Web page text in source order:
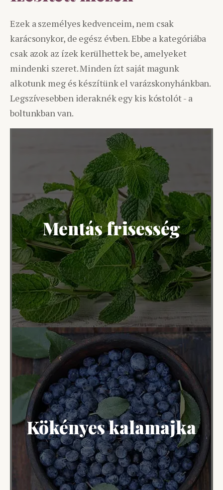
Ezek a személyes kedvenceim, nem csak
karácsonykor, de egész évben. Ebbe a kategóriába
csak azok az ízek kerülhettek be, amelyeket
mindenki szeret. Minden ízt saját magunk
alkotunk meg és készítünk el varázskonyhánkban.
Legszívesebben ideraknék egy kis kóstolót - a
boltunkban van.
Mentás frisesség
Kökényes kalamajka